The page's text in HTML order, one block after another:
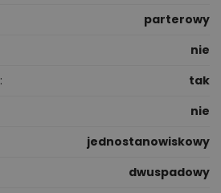
parterowy
nie
tak
nie
jednostanowiskowy
dwuspadowy